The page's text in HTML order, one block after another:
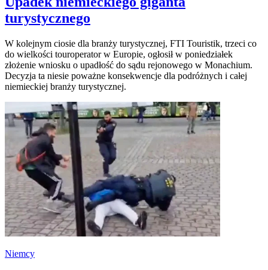
turystycznego
W kolejnym ciosie dla branży turystycznej, FTI Touristik, trzeci co
do wielkości touroperator w Europie, ogłosił w poniedziałek
złożenie wniosku o upadłość do sądu rejonowego w Monachium.
Decyzja ta niesie poważne konsekwencje dla podróżnych i całej
niemieckiej branży turystycznej.
Niemcy